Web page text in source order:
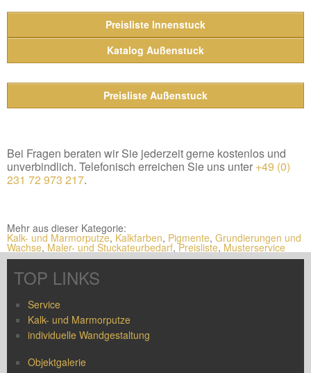
Preisliste Innenstuck
Katalog Außenstuck
Preisliste Außenstuck
Bei Fragen beraten wir Sie jederzeit gerne kostenlos und
unverbindlich. Telefonisch erreichen Sie uns unter +49 (0)
231 72 973 217.
Mehr aus dieser Kategorie:
Kalk- und Marmorputze, Kalkfarben, Pigmente, Grundierungen und
Wachse, Maler- und Stuckateurbedarf,Preisliste, Musterservice
TOP LINKS
Service
Kalk- und Marmorputze
individuelle Wandgestaltung
Objektgalerie